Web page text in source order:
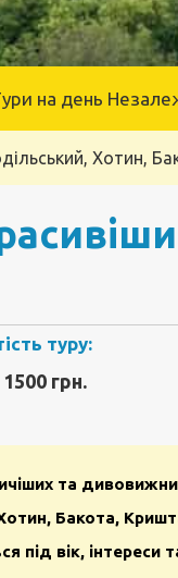
на день
Хотин,
туру:
1500 грн.
та
Бакота,
під вік, інтереси